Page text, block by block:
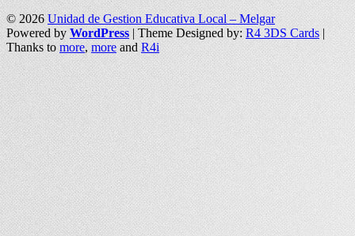
© 2026Unidad de Gestion Educativa Local – Melgar
Powered by WordPress | Theme Designed by: R4 3DS Cards|
Thanks to more,moreandR4i